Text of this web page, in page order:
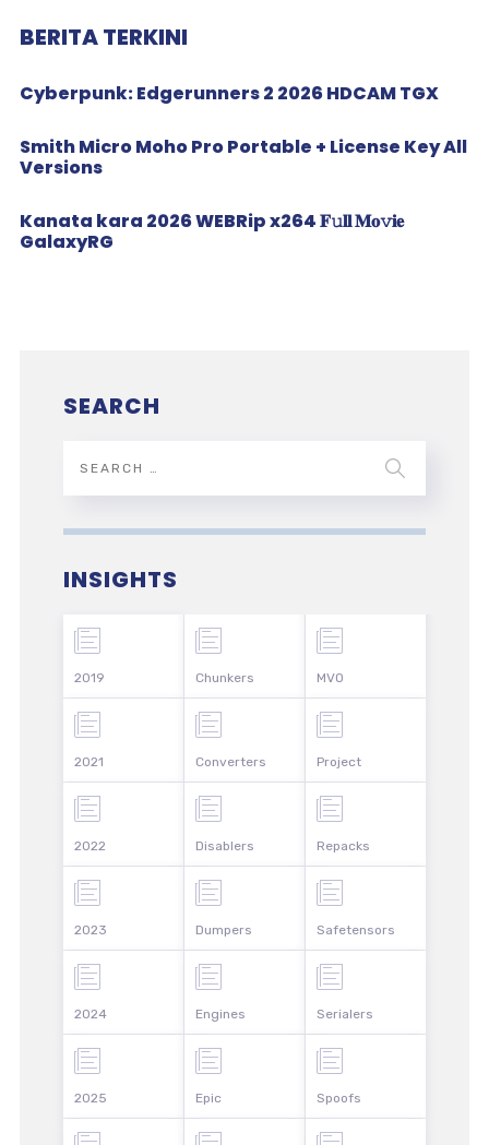
BERITA TERKINI
Cyberpunk: Edgerunners 2 2026 HDCAM TGX
Smith Micro Moho Pro Portable + License Key All
Versions
Kanata kara 2026 WEBRip x264 𝐅𝚞𝐥𝐥 𝐌𝐨𝚟𝐢𝐞
GalaxyRG
SEARCH
INSIGHTS
2019
2021
2022
2023
2024
2025
Chunkers
Converters
Disablers
Dumpers
Engines
Epic
MVO
Project
Repacks
Safetensors
Serialers
Spoofs